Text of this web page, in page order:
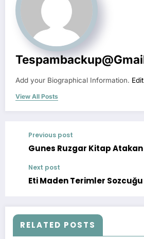
Add your Biographical Information.
View All Posts
Previous post
Gunes Ruzgar Kitap Atakan
Next post
Eti Maden Terimler
RELATED POSTS